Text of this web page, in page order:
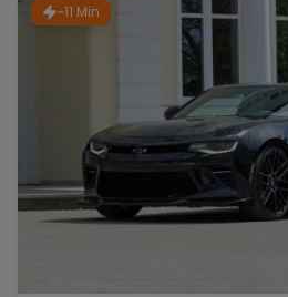
Range Rover Corvette
~11 Min